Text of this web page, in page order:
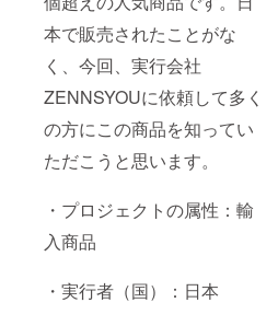
本で販売されたことがな
く、今回、実行会社
ZENNSYOUに依頼して多く
の方にこの商品を知ってい
ただこうと思います。
・プロジェクトの属性：輸
入商品
・実行者（国）：日本